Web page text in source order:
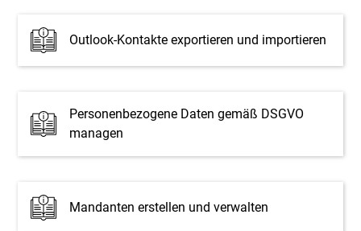
Outlook-Kontakte exportieren und importieren
Personenbezogene Daten gemäß DSGVO
managen
Mandanten erstellen und verwalten